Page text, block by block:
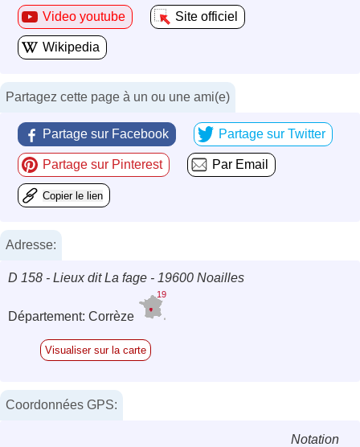
Video youtube Site officiel
Wikipedia
Partagez cette page à un ou une ami(e)
Partage sur Facebook Partage sur Twitter
Partage sur Pinterest Par Email
Copier le lien
Adresse:
D 158 - Lieux dit La fage - 19600 Noailles
Département: Corrèze
19
Visualiser sur la carte
Coordonnées GPS:
Notation